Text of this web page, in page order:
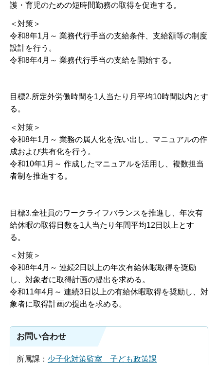
護・育児のための短時間勤務の取得を促進する。
＜対策＞
令和8年1月～ 業務代行手当の支給条件、支給額等の制度
設計を行う。
令和8年4月～ 業務代行手当の支給を開始する。
目標2.所定外労働時間を1人当たり月平均10時間以内とす
る。
＜対策＞
令和8年1月～ 業務の属人化を洗い出し、マニュアルの作
成および共有化を行う。
令和10年1月～ 作成したマニュアルを活用し、複数担当
者制を推進する。
目標3.全社員のワークライフバランスを推進し、年次有
給休暇の取得日数を1人当たり年間平均12日以上とす
る。
＜対策＞
令和8年4月～ 連続2日以上の年次有給休暇取得を奨励
し、対象者に取得計画の提出を求める。
令和11年4月～ 連続3日以上の有給休暇取得を奨励し、対
象者に取得計画の提出を求める。
お問い合わせ
所属課： 少子化対策監室 子ども政策課